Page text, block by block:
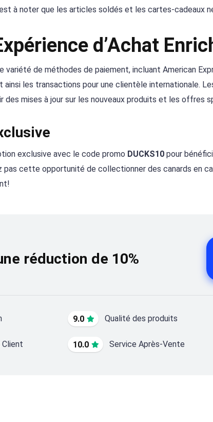
à noter que les articles soldés et les cartes-cadeaux
d’Achat
variété de méthodes de paiement, incluant American
ainsi les transactions pour une clientèle internationale.
des mises à jour sur les nouveaux produits et les offres
exclusive avec le code promo DUCKS10 pour
pas cette opportunité de collectionner des canards en
réduction de 10%
9.0 Qualité des produits
10.0 Service Après-Vente